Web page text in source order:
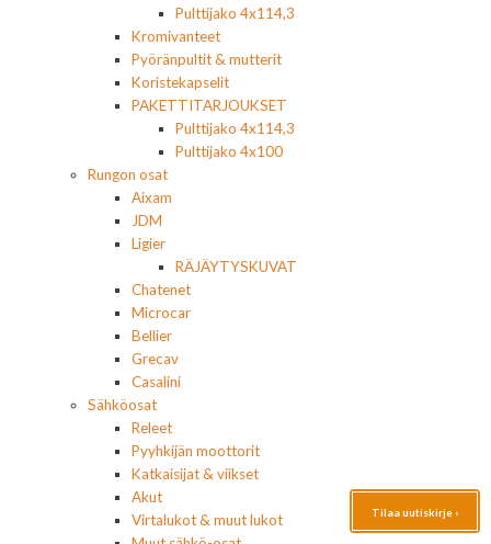
Pulttijako 4x114,3
Kromivanteet
Pyöränpultit & mutterit
Koristekapselit
PAKETTITARJOUKSET
Pulttijako 4x114,3
Pulttijako 4x100
Rungon osat
Aixam
JDM
Ligier
RÄJÄYTYSKUVAT
Chatenet
Microcar
Bellier
Grecav
Casalini
Sähköosat
Releet
Pyyhkijän moottorit
Katkaisijat & viikset
Akut
Virtalukot & muut lukot
Tilaa uutiskirje ›